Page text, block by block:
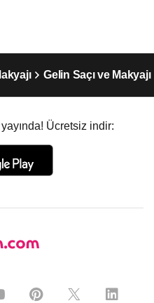
Gelin Saçı ve
Ücretsiz indir: